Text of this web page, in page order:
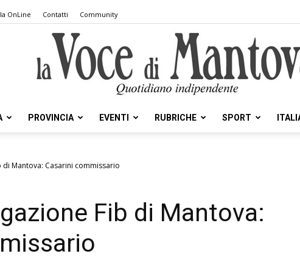
OnLine Contatti Community
Voce
PROVINCIA EVENTI RUBRICHE SPORT
di Mantova: Casarini commissario
Fib di Mantova: